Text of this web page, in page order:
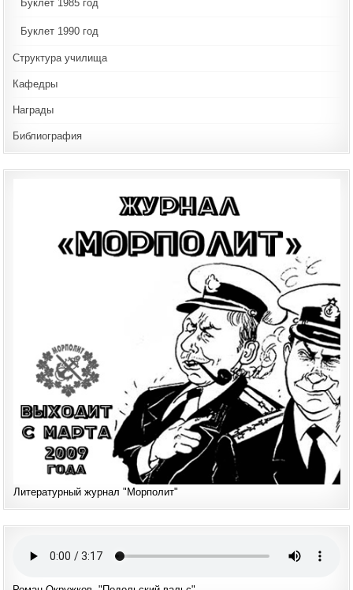
Буклет 1985 год
Буклет 1990 год
Структура училища
Кафедры
Награды
Библиография
Литературный журнал "Морполит"